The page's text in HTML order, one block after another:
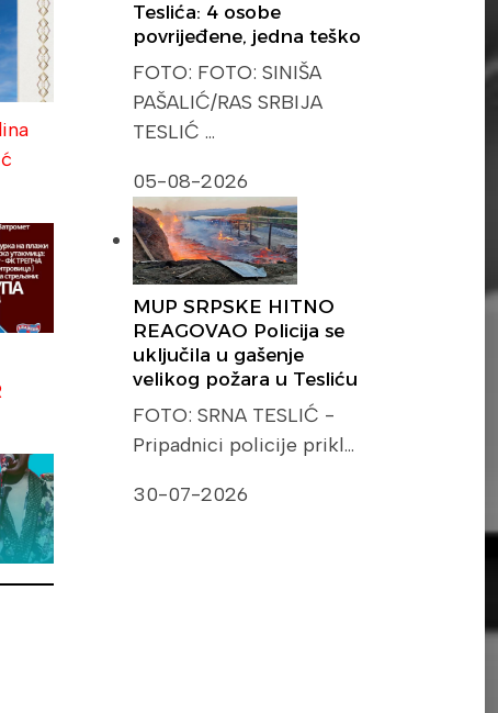
Teslića: 4 osobe
povrijeđene, jedna teško
FOTO: FOTO: SINIŠA
PAŠALIĆ/RAS SRBIJA
TESLIĆ …
05-08-2026
MUP SRPSKE HITNO
REAGOVAO Policija se
uključila u gašenje
velikog požara u Tesliću
FOTO: SRNA TESLIĆ -
Pripadnici policije prikl…
30-07-2026